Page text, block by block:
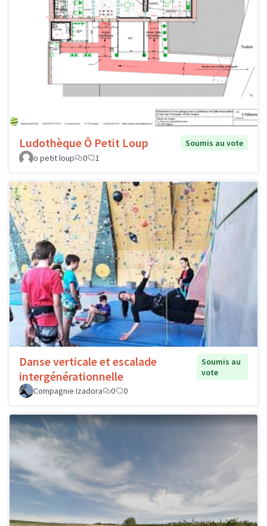
Ludothèque Ô Petit Loup
Soumis au vote
o petit loup
0 1
Danse verticale et escalade
intergénérationnelle
Soumis au
vote
Compagnie Izadora
0 0